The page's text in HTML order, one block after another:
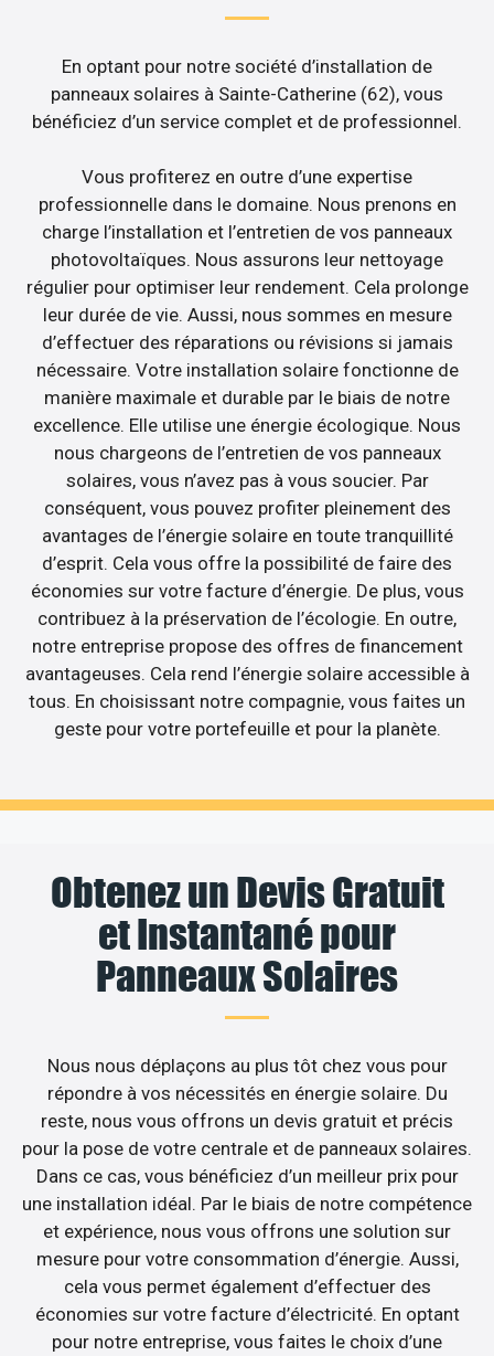
En optant pour notre société d’installation de
panneaux solaires à Sainte-Catherine (62), vous
bénéficiez d’un service complet et de professionnel.
Vous profiterez en outre d’une expertise
professionnelle dans le domaine. Nous prenons en
charge l’installation et l’entretien de vos panneaux
photovoltaïques. Nous assurons leur nettoyage
régulier pour optimiser leur rendement. Cela prolonge
leur durée de vie. Aussi, nous sommes en mesure
d’effectuer des réparations ou révisions si jamais
nécessaire. Votre installation solaire fonctionne de
manière maximale et durable par le biais de notre
excellence. Elle utilise une énergie écologique. Nous
nous chargeons de l’entretien de vos panneaux
solaires, vous n’avez pas à vous soucier. Par
conséquent, vous pouvez profiter pleinement des
avantages de l’énergie solaire en toute tranquillité
d’esprit. Cela vous offre la possibilité de faire des
économies sur votre facture d’énergie. De plus, vous
contribuez à la préservation de l’écologie. En outre,
notre entreprise propose des offres de financement
avantageuses. Cela rend l’énergie solaire accessible à
tous. En choisissant notre compagnie, vous faites un
geste pour votre portefeuille et pour la planète.
Obtenez un Devis Gratuit
et Instantané pour
Panneaux Solaires
Nous nous déplaçons au plus tôt chez vous pour
répondre à vos nécessités en énergie solaire. Du
reste, nous vous offrons un devis gratuit et précis
pour la pose de votre centrale et de panneaux solaires.
Dans ce cas, vous bénéficiez d’un meilleur prix pour
une installation idéal. Par le biais de notre compétence
et expérience, nous vous offrons une solution sur
mesure pour votre consommation d’énergie. Aussi,
cela vous permet également d’effectuer des
économies sur votre facture d’électricité. En optant
pour notre entreprise, vous faites le choix d’une